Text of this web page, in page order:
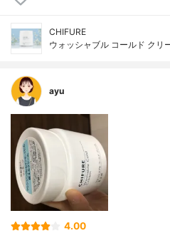
CHIFURE
ウォッシャブル コールド クリ
ayu
4.00